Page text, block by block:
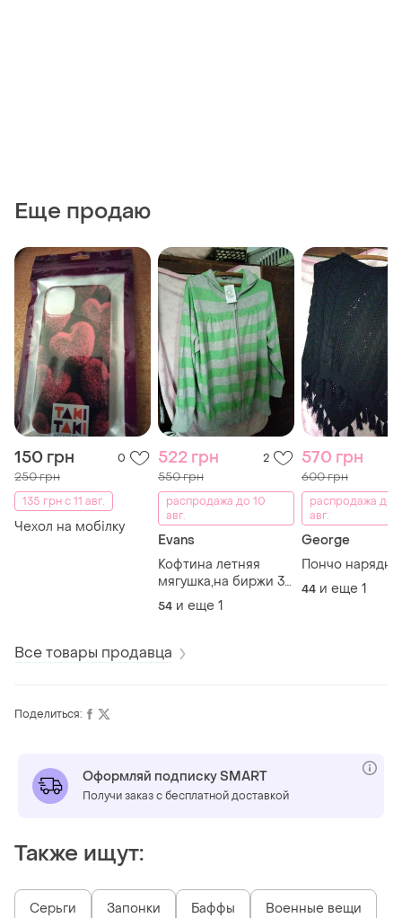
Еще продаю
150 грн 0
250 грн
135 грн с 11 авг.
Чехол на мобілку
522 грн 2
550 грн
распродажа до 10
авг.
Evans
Кофтина летняя
мягушка,на биржи 33
евро
54 и еще 1
570 грн
600 грн
распродажа до
авг.
George
Пончо
44 и еще 1
Все товары продавца
Поделиться:
Оформляй подписку SMART
Получи заказ с бесплатной доставкой
Также ищут:
Серьги Запонки Баффы Военные вещи